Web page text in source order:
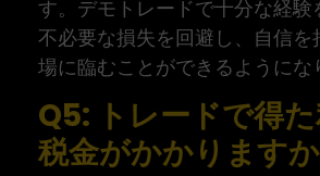
す。デモトレードで十分な経験
不必要な損失を回避し、自信を
場に臨むことができるようにな
Q5: トレードで得
税金がかかります